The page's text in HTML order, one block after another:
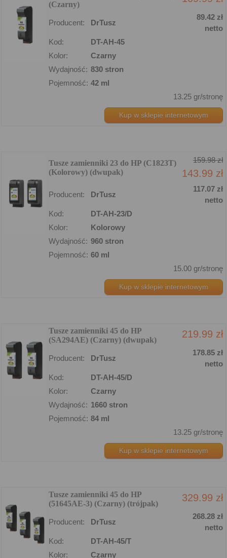
(Czarny)
Producent: DrTusz
89.42 zł
netto
Kod:
DT-AH-45
Kolor:
Czarny
Wydajność: 830 stron
Pojemność: 42 ml
13.25 gr/stronę
Kup w sklepie internetowym
Tusze zamienniki 23 do HP (C1823T)
(Kolorowy) (dwupak)
159.98 zł
143.99 zł
Producent: DrTusz
117.07 zł
netto
Kod:
DT-AH-23/D
Kolor:
Kolorowy
Wydajność: 960 stron
Pojemność: 60 ml
15.00 gr/stronę
Kup w sklepie internetowym
Tusze zamienniki 45 do HP
(SA294AE) (Czarny) (dwupak)
219.99 zł
Producent: DrTusz
178.85 zł
netto
Kod:
DT-AH-45/D
Kolor:
Czarny
Wydajność: 1660 stron
Pojemność: 84 ml
13.25 gr/stronę
Kup w sklepie internetowym
Tusze zamienniki 45 do HP
(51645AE-3) (Czarny) (trójpak)
329.99 zł
Producent: DrTusz
268.28 zł
netto
Kod:
DT-AH-45/T
Kolor:
Czarny